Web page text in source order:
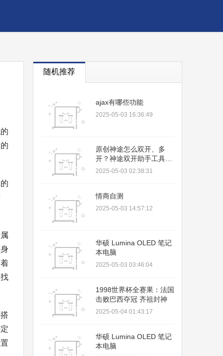
随机推荐
ajax有哪些功能
2025-05-03 16:36:49
原创神途怎么双开、多
开？神途双开助手工具下
载安装教程
2025-05-03 02:38:31
情商自测
2025-05-03 14:57:12
华硕 Lumina OLED 笔记
本电脑
2025-05-03 03:46:04
1998世界杯全赛果：法国
击败巴西夺冠 齐祖封神
2025-05-04 01:43:17
华硕 Lumina OLED 笔记
本电脑